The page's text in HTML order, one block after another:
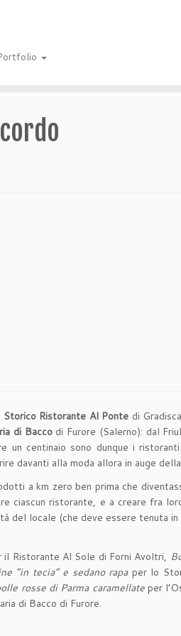
Storico Ristorante Al Ponte di
di Baccodi Furore (Salerno): dal
centinaio sono dunque i
davanti alla moda allora in auge
a km zero ben prima che
ciascun ristorante, e a creare fra
del locale (che deve essere tenuta
Ristorante Al Sole di Forni Avoltri,
“in tecia” e sedano rapaper lo
rosse di Parma caramellateper
di Bacco di Furore.